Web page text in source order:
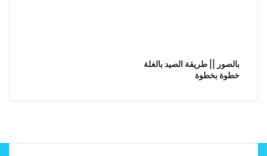
بالصور || طريقة الصيد بالغلة
خطوة بخطوة